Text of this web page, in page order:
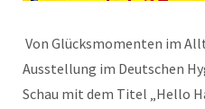
Von Glücksmomenten im
Ausstellung im Deutschen
Schau mit dem Titel „Hello